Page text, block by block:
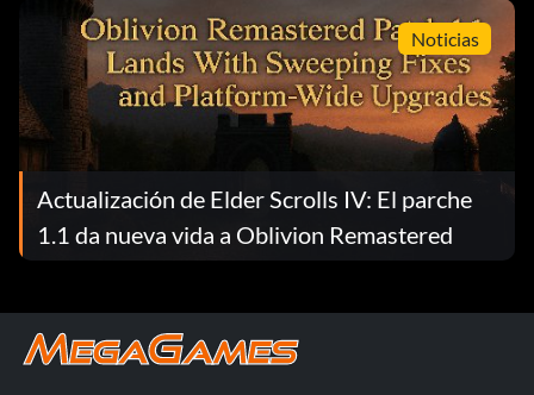
Noticias
Actualización de Elder Scrolls IV: El parche
1.1 da nueva vida a Oblivion Remastered